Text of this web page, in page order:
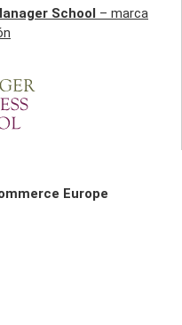
School – marca
Europe